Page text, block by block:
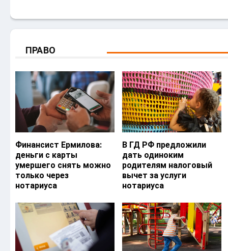
ПРАВО
Финансист Ермилова:
деньги с карты
умершего снять можно
только через
нотариуса
В ГД РФ предложили
дать одиноким
родителям налоговый
вычет за услуги
нотариуса